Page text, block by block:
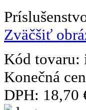
Zväčšiť
Kód tovaru:
Konečná
DPH: 18,70